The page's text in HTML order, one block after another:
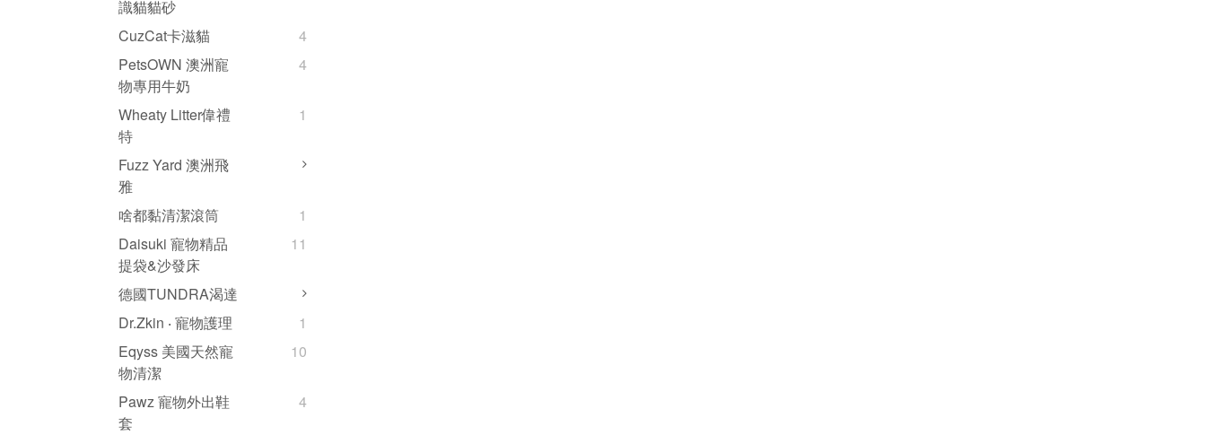
識貓貓砂
CuzCat卡滋貓
4
PetsOWN 澳洲寵
物專用牛奶
4
Wheaty Litter偉禮
特
1
Fuzz Yard 澳洲飛
雅
啥都黏清潔滾筒
1
Daisuki 寵物精品
提袋&沙發床
11
德國TUNDRA渴達
Dr.Zkin ‧ 寵物護理
1
Eqyss 美國天然寵
物清潔
10
Pawz 寵物外出鞋
套
4